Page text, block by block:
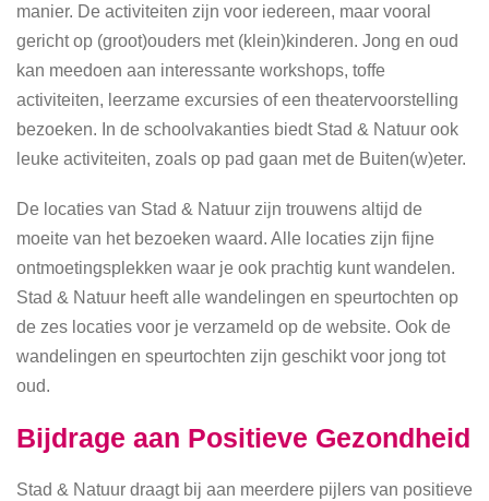
manier. De activiteiten zijn voor iedereen, maar vooral
gericht op (groot)ouders met (klein)kinderen. Jong en oud
kan meedoen aan interessante workshops, toffe
activiteiten, leerzame excursies of een theatervoorstelling
bezoeken. In de schoolvakanties biedt Stad & Natuur ook
leuke activiteiten, zoals op pad gaan met de Buiten(w)eter.
De locaties van Stad & Natuur zijn trouwens altijd de
moeite van het bezoeken waard. Alle locaties zijn fijne
ontmoetingsplekken waar je ook prachtig kunt wandelen.
Stad & Natuur heeft alle wandelingen en speurtochten op
de zes locaties voor je verzameld op de website. Ook de
wandelingen en speurtochten zijn geschikt voor jong tot
oud.
Bijdrage aan Positieve Gezondheid
Stad & Natuur draagt bij aan meerdere pijlers van positieve